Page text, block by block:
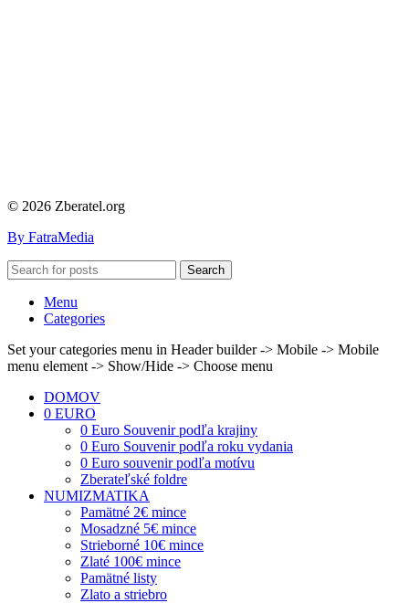
© 2026 Zberatel.org
By FatraMedia
Search
Menu
Categories
Set your categories menu in Header builder -> Mobile -> Mobile
menu element -> Show/Hide -> Choose menu
DOMOV
0 EURO
0 Euro Souvenir podľa krajiny
0 Euro Souvenir podľa roku vydania
0 Euro souvenir podľa motívu
Zberateľské foldre
NUMIZMATIKA
Pamätné 2€ mince
Mosadzné 5€ mince
Strieborné 10€ mince
Zlaté 100€ mince
Pamätné listy
Zlato a striebro